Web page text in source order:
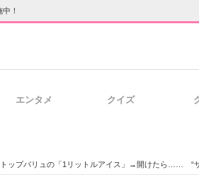
！
エンタメ クイズ
トップバリュの「1リットルアイス」→開けたら…… “